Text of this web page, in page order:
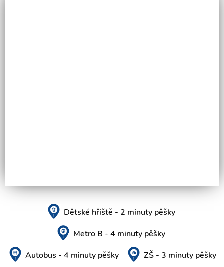
Dětské hřiště - 2 minuty pěšky
Metro B - 4 minuty pěšky
Autobus - 4 minuty pěšky
ZŠ - 3 minuty pěšky